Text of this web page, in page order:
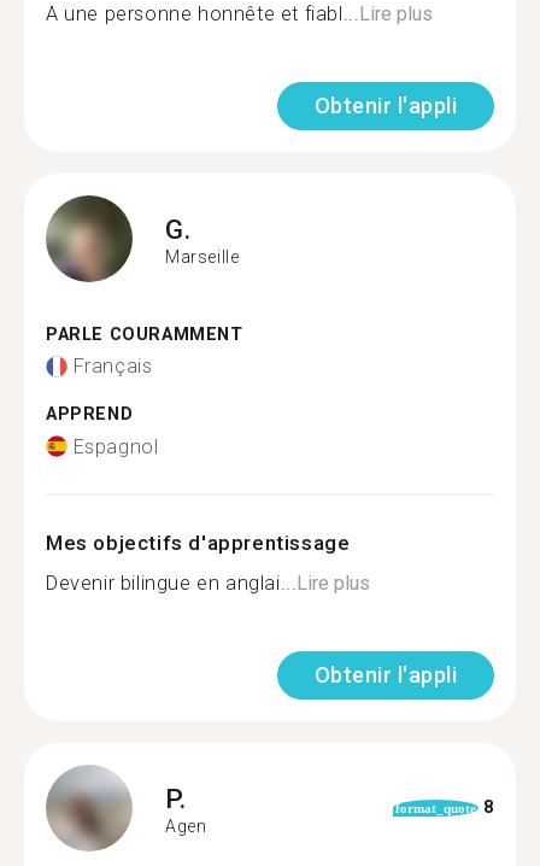
A une personne honnête et fiabl... Lire plus
Obtenir l'appli
G.
Marseille
PARLE COURAMMENT
Français
APPREND
Espagnol
Mes objectifs d'apprentissage
Devenir bilingue en anglai... Lire plus
Obtenir l'appli
P.
Agen
format_quote 8